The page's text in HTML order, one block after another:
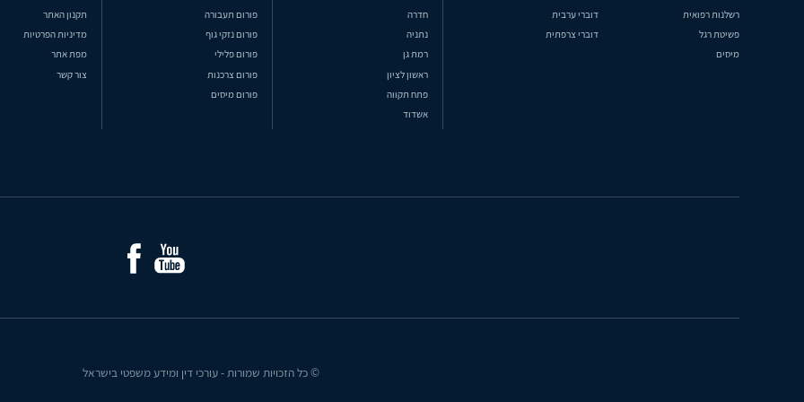
רשלנות רפואית
דוברי ערבית
פשיטת רגל
דוברי צרפתית
מיסים
חדרה
נתניה
רמת גן
ראשון לציון
פתח תקווה
אשדוד
פורום תעבורה
פורום נזקי גוף
פורום פלילי
פורום צרכנות
פורום מיסים
תקנון האתר
מדיניות הפרטיות
מפת אתר
צור קשר
© כל הזכויות שמורות - עורכי דין ומידע משפטי בישראל